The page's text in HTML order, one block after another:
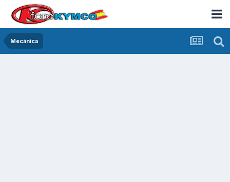
Mecánica